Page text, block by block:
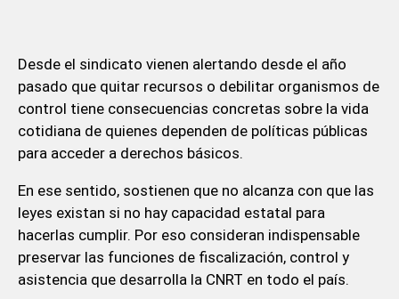
Desde el sindicato vienen alertando desde el año
pasado que quitar recursos o debilitar organismos de
control tiene consecuencias concretas sobre la vida
cotidiana de quienes dependen de políticas públicas
para acceder a derechos básicos.
En ese sentido, sostienen que no alcanza con que las
leyes existan si no hay capacidad estatal para
hacerlas cumplir. Por eso consideran indispensable
preservar las funciones de fiscalización, control y
asistencia que desarrolla la CNRT en todo el país.